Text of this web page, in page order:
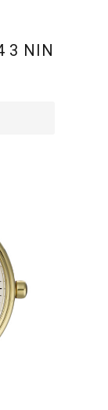
3 NIN